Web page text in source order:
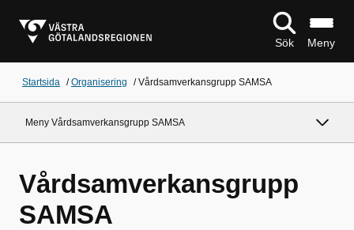
Sök Meny
Startsida /Organisering /Vårdsamverkansgrupp SAMSA
Meny Vårdsamverkansgrupp SAMSA
Vårdsamverkansgrupp
SAMSA